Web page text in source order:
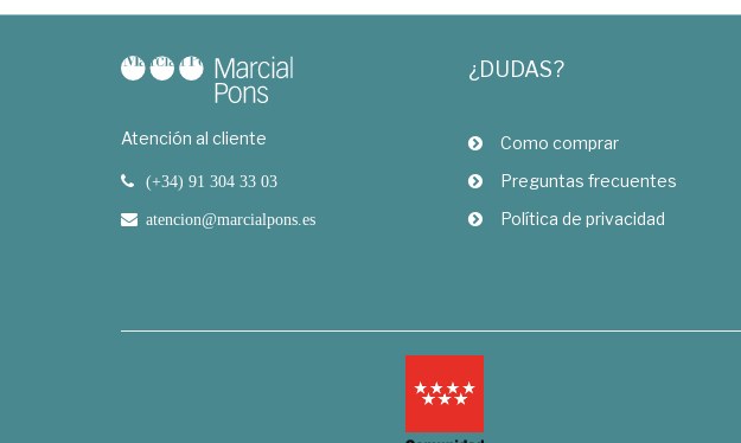
Atención al cliente
(+34) 91 304 33 03
atencion@marcialpons.es
¿DUDAS?
Como comprar
Preguntas frecuentes
Política de privacidad